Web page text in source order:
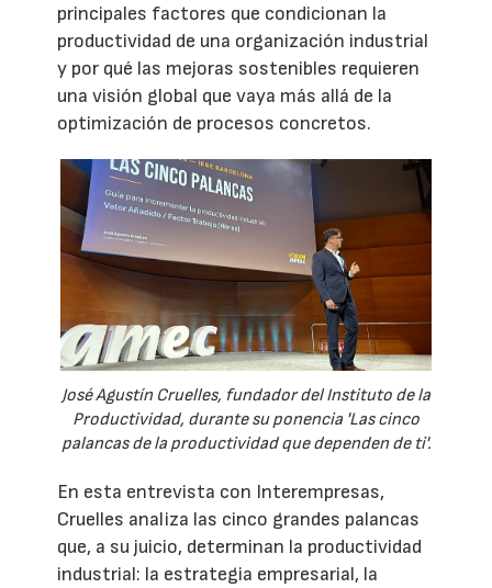
principales factores que condicionan la
productividad de una organización industrial
y por qué las mejoras sostenibles requieren
una visión global que vaya más allá de la
optimización de procesos concretos.
José Agustín Cruelles, fundador del Instituto de la
Productividad, durante su ponencia 'Las cinco
palancas de la productividad que dependen de ti'.
En esta entrevista con Interempresas,
Cruelles analiza las cinco grandes palancas
que, a su juicio, determinan la productividad
industrial: la estrategia empresarial, la